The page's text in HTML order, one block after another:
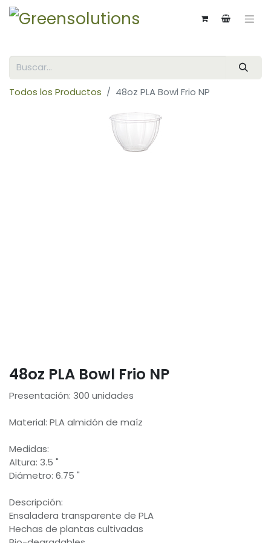
Todos los Productos 48oz PLA Bowl Frio NP
48oz PLA Bowl Frio NP
Presentación: 300 unidades
Material: PLA almidón de maíz
Medidas:
Altura: 3.5 "
Diámetro: 6.75 "
Descripción:
Ensaladera transparente de PLA
Hechas de plantas cultivadas